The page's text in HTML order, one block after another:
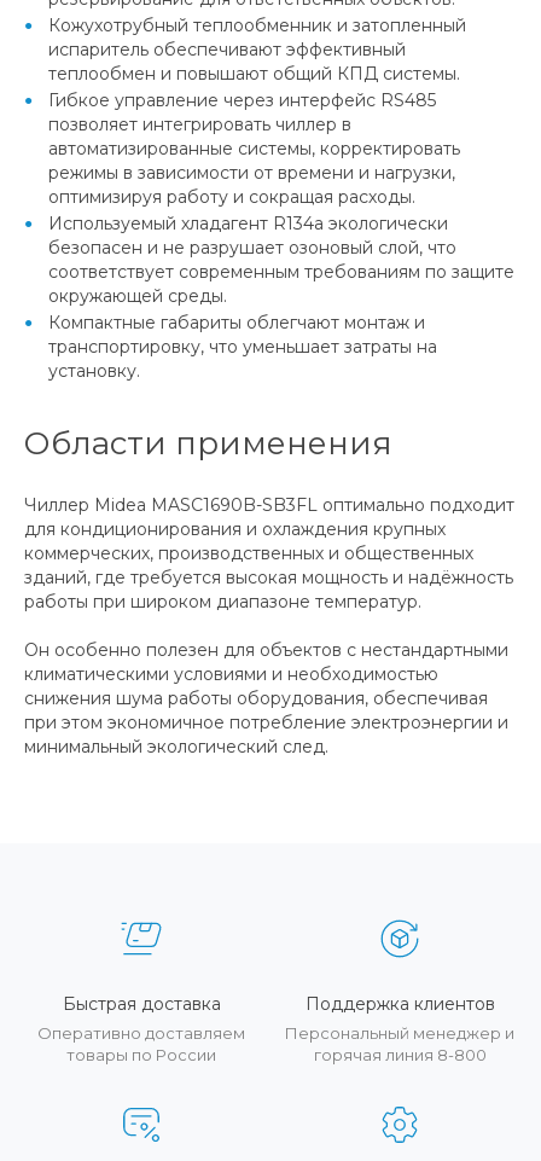
Кожухотрубный теплообменник и затопленный
испаритель обеспечивают эффективный
теплообмен и повышают общий КПД системы.
Гибкое управление через интерфейс RS485
позволяет интегрировать чиллер в
автоматизированные системы, корректировать
режимы в зависимости от времени и нагрузки,
оптимизируя работу и сокращая расходы.
Используемый хладагент R134a экологически
безопасен и не разрушает озоновый слой, что
соответствует современным требованиям по защите
окружающей среды.
Компактные габариты облегчают монтаж и
транспортировку, что уменьшает затраты на
установку.
Области применения
Чиллер Midea MASC1690B-SB3FL оптимально подходит
для кондиционирования и охлаждения крупных
коммерческих, производственных и общественных
зданий, где требуется высокая мощность и надёжность
работы при широком диапазоне температур.
Он особенно полезен для объектов с нестандартными
климатическими условиями и необходимостью
снижения шума работы оборудования, обеспечивая
при этом экономичное потребление электроэнергии и
минимальный экологический след.
Быстрая доставка
Оперативно доставляем
товары по России
Поддержка клиентов
Персональный менеджер и
горячая линия 8-800